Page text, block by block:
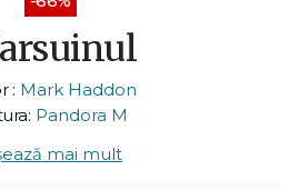
: Mark Haddon
Pandora M
mai mult